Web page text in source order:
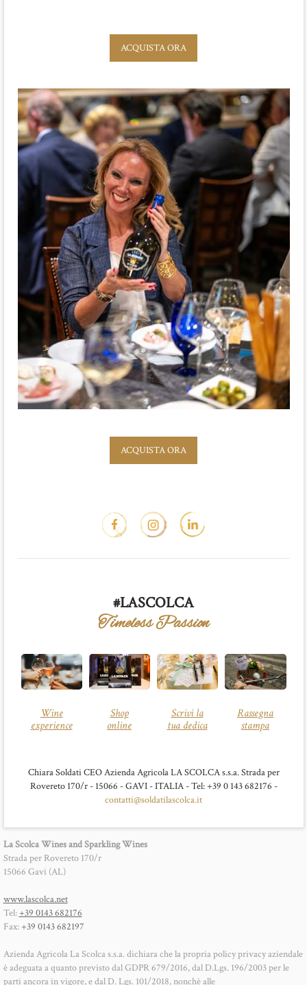
ACQUISTA ORA
ACQUISTA ORA
#LASCOLCA
Timeless Passion
Wine
experience
Shop
online
Scrivi la
tua dedica
Rassegna
stampa
Chiara Soldati CEO Azienda Agricola LA SCOLCA s.s.a. Strada per
Rovereto 170/r - 15066 - GAVI - ITALIA - Tel: +39 0 143 682176 -
contatti@soldatilascolca.it
La Scolca Wines and Sparkling Wines
Strada per Rovereto 170/r
15066 Gavi (AL)
www.lascolca.net
Tel:+39 0143 682176
Fax:+39 0143 682197
Azienda Agricola La Scolca s.s.a. dichiara che la propria policy privacy aziendale
è adeguata a quanto previsto dal GDPR 679/2016, dal D.Lgs. 196/2003 per le
parti ancora in vigore, e dal D. Lgs. 101/2018, nonchè alle